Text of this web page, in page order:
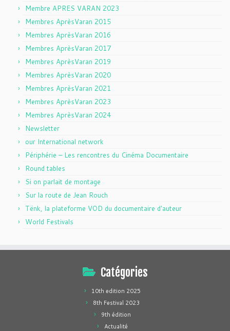
Membre APRES VARAN 2023
Membres AprèsVaran 2015
Membres AprèsVaran 2016
Membres AprèsVaran 2017
Membres AprèsVaran 2019
Membres AprèsVaran 2020
Membres AprèsVaran 2021
Membres AprèsVaran 2023
Membres AprèsVaran 2024
Newsletter
our International network
Périphérie – Les rencontres du Cinéma Documentaire
Round tables
Si on parlait de montage
Sur la route de Jean Rouch
Tënk, la plateforme VOD du documentaire d'auteur
World Festivals
Catégories
10th edition 2025
8th Festival 2023
9th édition
Actualité